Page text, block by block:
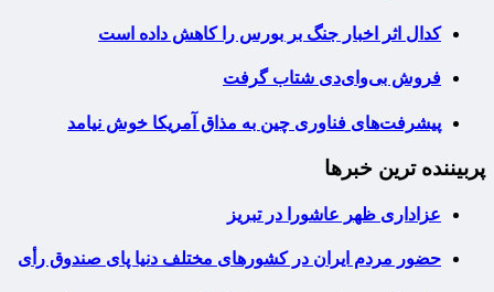
کدال اثر اخبار جنگ بر بورس را کاهش داده است
فروش بی‌وای‌دی شتاب گرفت
پیشرفت‌های فناوری چین به مذاق آمریکا خوش نیامد
پربیننده ترین خبرها
عزاداری ظهر عاشورا در تبریز
حضور مردم ایران در کشورهای مختلف دنیا پای صندوق رأی